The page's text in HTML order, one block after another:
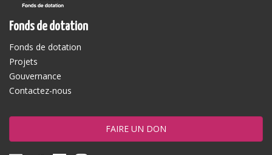
Fonds de dotation
Fonds de dotation
Projets
Gouvernance
Contactez-nous
FAIRE UN DON